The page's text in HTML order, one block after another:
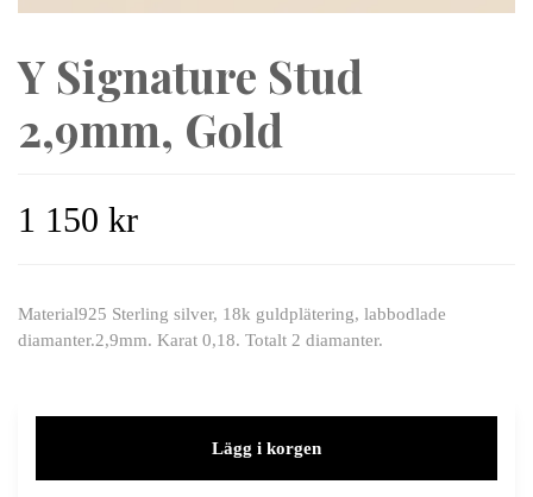
Y Signature Stud
2,9mm, Gold
1 150 kr
Material925 Sterling silver, 18k guldplätering, labbodlade
diamanter.2,9mm. Karat 0,18. Totalt 2 diamanter.
Lägg i korgen